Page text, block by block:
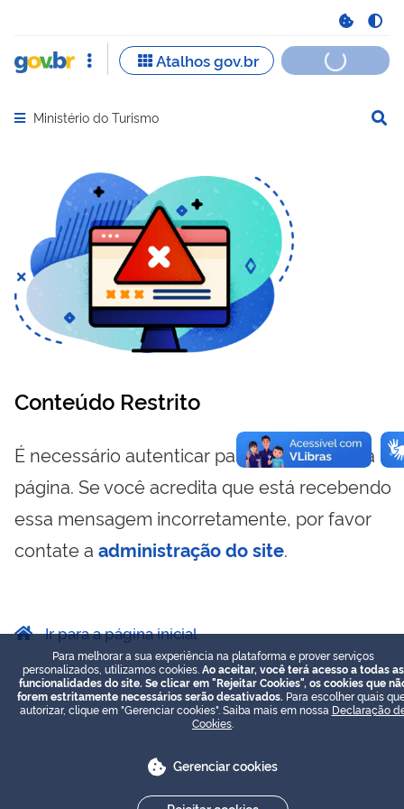
Abrir menu principal de navegação
Ministério do Turismo
Conteúdo Restrito
É necessário autenticar para visualizar essa
página. Se você acredita que está recebendo
essa mensagem incorretamente, por favor
contate a administração do site.
Ir para a página inicial
Para melhorar a sua experiência na plataforma e prover serviços
personalizados, utilizamos cookies. Ao aceitar, você terá acesso a todas as
funcionalidades do site. Se clicar em "Rejeitar Cookies", os cookies que
forem estritamente necessários serão desativados. Para escolher quais
autorizar, clique em "Gerenciar cookies". Saiba mais em nossa Declaração
Cookies
Gerenciar cookies